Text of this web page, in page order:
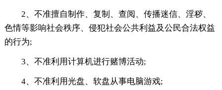
2、不准擅自制作、复制、查阅、传播迷信、淫秽、
色情等影响社会秩序、侵犯社会公共利益及公民合法权益
的行为;
3、不准利用计算机进行赌博活动;
4、不准利用光盘、软盘从事电脑游戏;